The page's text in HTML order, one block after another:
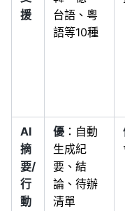
援
台語、粵
語等10種
AI
摘
要/
行
動
優 ：自動
生成紀
要、結
論、待辦
清單